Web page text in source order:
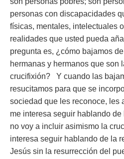
personas con discapacidades
físicas, mentales, intelectuales
realidades que usted pueda
pregunta es, ¿cómo bajamos
hermanas y hermanos que son
crucifixión? Y cuando las
resucitamos para que se
sociedad que les reconoce, les
me interesa seguir hablando
no voy a incluir asimismo la
interesa seguir hablando de la
Jesús sin la resurrección del